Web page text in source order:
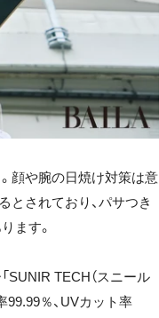
顔や腕の日焼け対策は意
とされており、パサつき
ます。
SUNIR TECH（スニール
99.99％、UVカット率